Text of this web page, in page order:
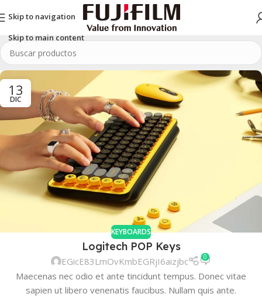
Skip to navigation
Skip to main content
13
DIC
KEYBOARDS
Logitech POP Keys
EGicE83LmOvKmbEGRjI6aizjbc 0
Maecenas nec odio et ante tincidunt tempus. Donec vitae
sapien ut libero venenatis faucibus. Nullam quis ante.